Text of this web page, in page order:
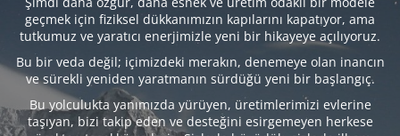
geçmek için fiziksel dükkanımızın kapılarını kapatıyor, ama
tutkumuz ve yaratıcı enerjimizle yeni bir hikayeye açılıyoruz.
Bu bir veda değil; içimizdeki merakın, denemeye olan inancın
ve sürekli yeniden yaratmanın sürdüğü yeni bir başlangıç.
Bu yolculukta yanımızda yürüyen, üretimlerimizi evlerine
taşıyan, bizi takip eden ve desteğini esirgemeyen herkese